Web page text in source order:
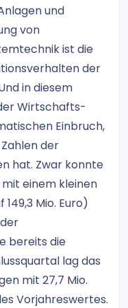
und
von
ist die
der
in diesem
Wirtschafts-
Einbruch,
der
hat. Zwar konnte
einem kleinen
Mio. Euro)
bereits die
lag das
mit 27,7 Mio.
Vorjahreswertes.